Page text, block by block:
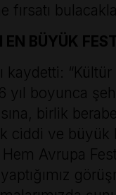
fırsatı
EN BÜYÜK
kaydetti: “Kültür
yıl boyunca
birlik
ciddi ve büyük
Avrupa